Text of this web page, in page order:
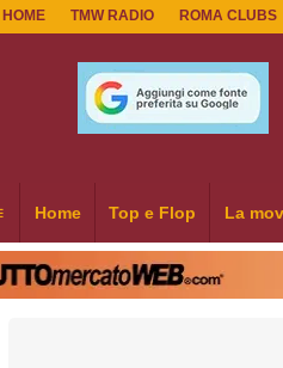
HOME TMW RADIO ROMA CLUBS
Home Top e Flop La